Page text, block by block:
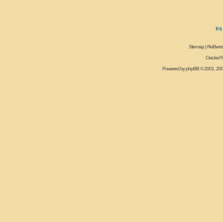
Sitemap|
Powered byphpBB© 2001,